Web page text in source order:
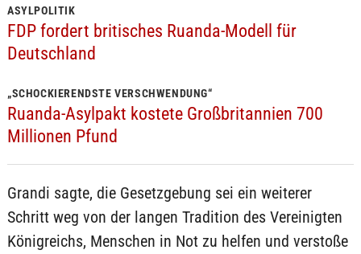
ASYLPOLITIK
FDP fordert britisches Ruanda-Modell für
Deutschland
„SCHOCKIERENDSTE VERSCHWENDUNG“
Ruanda-Asylpakt kostete Großbritannien 700
Millionen Pfund
Grandi sagte, die Gesetzgebung sei ein weiterer
Schritt weg von der langen Tradition des Vereinigten
Königreichs, Menschen in Not zu helfen und verstoße